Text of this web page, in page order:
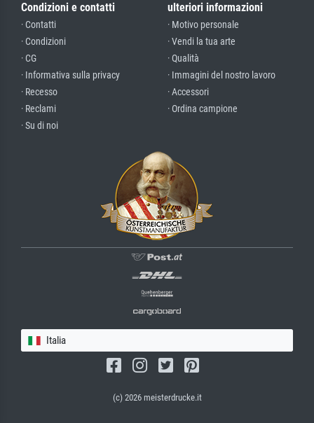
Condizioni e contatti
· Contatti
· Condizioni
· CG
· Informativa sulla privacy
· Recesso
· Reclami
· Su di noi
ulteriori informazioni
· Motivo personale
· Vendi la tua arte
· Qualità
· Immagini del nostro lavoro
· Accessori
· Ordina campione
Italia
(c) 2026 meisterdrucke.it